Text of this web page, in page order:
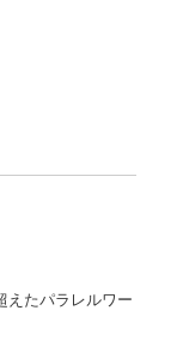
えたパラレルワー